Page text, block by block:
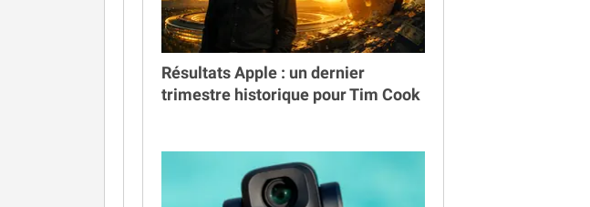
Résultats Apple : un dernier
trimestre historique pour Tim Cook